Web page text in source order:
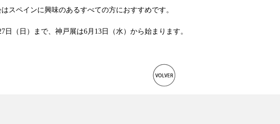
スペインに興味のあるすべての方におすすめです。
日（日）まで、神戸展は6月13日（水）から始まります。